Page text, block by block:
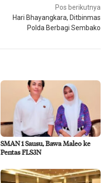
Pos berikutnya
Hari Bhayangkara, Ditbinmas
Polda Berbagi Sembako
SMAN 1 Sausu, Bawa Maleo ke
Pentas FLS3N